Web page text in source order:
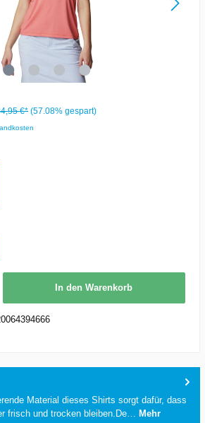
€* (57.08% gespart)
In den Warenkorb
Material dieses Shirts sorgt dafür, dass
frisch und trocken bleiben.De…
Mehr